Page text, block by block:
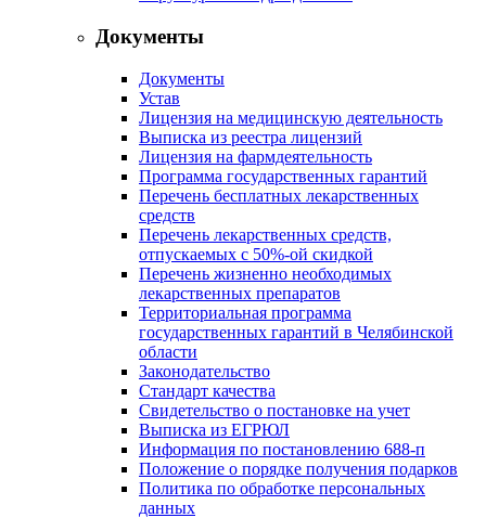
Документы
Документы
Устав
Лицензия на медицинскую деятельность
Выписка из реестра лицензий
Лицензия на фармдеятельность
Программа государственных гарантий
Перечень бесплатных лекарственных
средств
Перечень лекарственных средств,
отпускаемых с 50%-ой скидкой
Перечень жизненно необходимых
лекарственных препаратов
Территориальная программа
государственных гарантий в Челябинской
области
Законодательство
Стандарт качества
Свидетельство о постановке на учет
Выписка из ЕГРЮЛ
Информация по постановлению 688-п
Положение о порядке получения подарков
Политика по обработке персональных
данных